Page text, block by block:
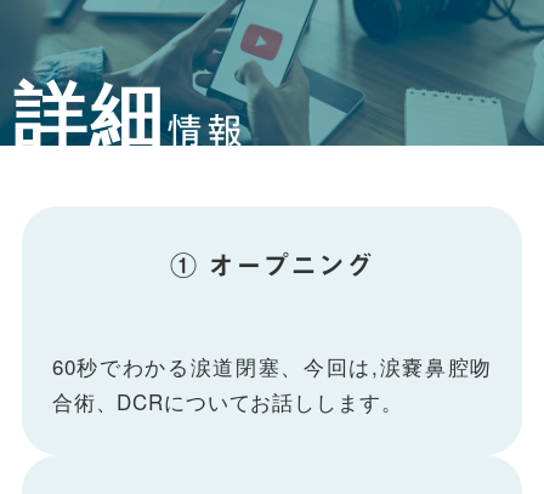
詳細情報
① オープニング
60秒でわかる涙道閉塞、今回は,涙嚢鼻腔吻
合術、DCRについてお話しします。